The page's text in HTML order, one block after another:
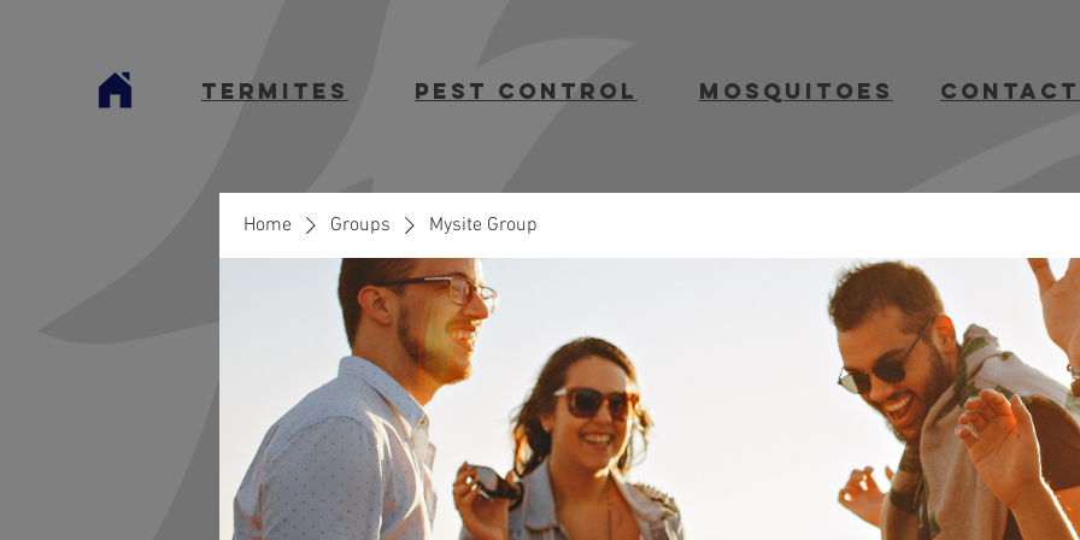
termites Pest Control mosquitoes contact
Home Groups Mysite Group